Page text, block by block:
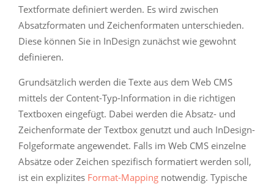
Textformate definiert werden. Es wird zwischen
Absatzformaten und Zeichenformaten unterschieden.
Diese können Sie in InDesign zunächst wie gewohnt
definieren.
Grundsätzlich werden die Texte aus dem Web CMS
mittels der Content-Typ-Information in die richtigen
Textboxen eingefügt. Dabei werden die Absatz- und
Zeichenformate der Textbox genutzt und auch InDesign-
Folgeformate angewendet. Falls im Web CMS einzelne
Absätze oder Zeichen spezifisch formatiert werden soll,
ist ein explizites Format-Mapping notwendig. Typische